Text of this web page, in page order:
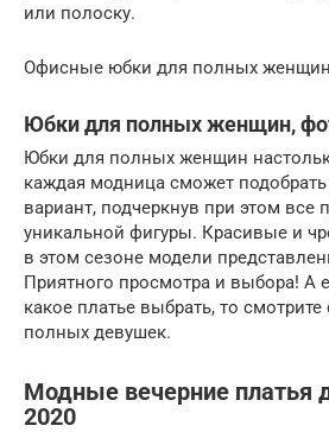
или полоску.
Офисные юбки для полных женщин
Юбки для полных женщин,
Юбки для полных женщин
каждая модница сможет
вариант, подчеркнув при этом все
уникальной фигуры. Красивые и
в этом сезоне модели
Приятного просмотра и выбора! А
какое платье выбрать, то
полных девушек.
Модные вечерние платья
2020